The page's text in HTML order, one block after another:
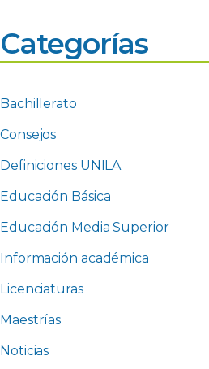
Categorías
Bachillerato
Consejos
Definiciones UNILA
Educación Básica
Educación Media Superior
Información académica
Licenciaturas
Maestrías
Noticias